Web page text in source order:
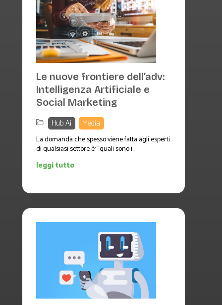
Le nuove frontiere dell’adv:
Intelligenza Artificiale e
Social Marketing
Hub Ai , Media
La domanda che spesso viene fatta agli esperti
di qualsiasi settore è: “quali sono i...
leggi tutto